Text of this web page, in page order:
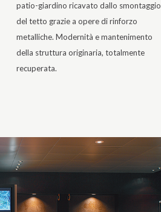
patio-giardino ricavato dallo smontaggio
del tetto grazie a opere di rinforzo
metalliche. Modernità e mantenimento
della struttura originaria, totalmente
recuperata.